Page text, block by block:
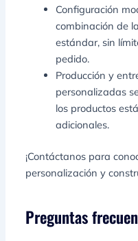
Configuración
combinación de
estándar, sin
pedido.
Producción y
personalizadas
los productos
adicionales.
¡Contáctanos para
personalización y
Preguntas